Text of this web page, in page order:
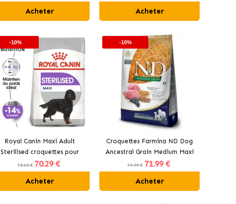
Acheter Acheter
-10%
Royal Canin Maxi Adult
Sterilised croquettes pour
chien grand stérilisé
78.10 € 70.29 €
Acheter
-10%
Croquettes Farmina ND Dog
Ancestral Grain Medium Maxi
pour chiens à l'agneau
79.99 € 71.99 €
Acheter